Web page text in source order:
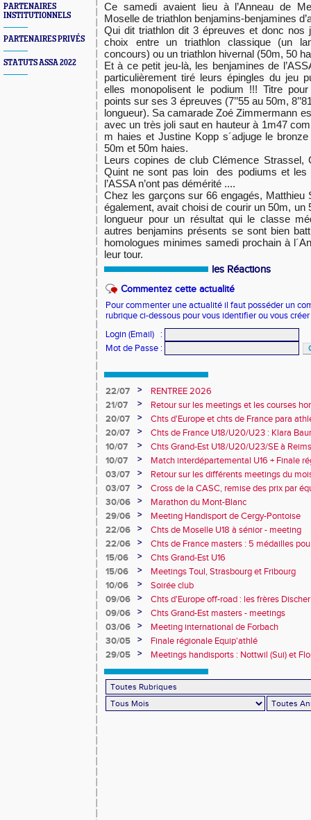
PARTENAIRES
INSTITUTIONNELS
PARTENAIRES PRIVÉS
STATUTS ASSA 2022
Ce samedi avaient lieu à l’Anneau de
Moselle de triathlon benjamins-benjamines
Qui dit triathlon dit 3 épreuves et donc nos
choix entre un triathlon classique (un
concours) ou un triathlon hivernal (50m, 50
Et à ce petit jeu-là, les benjamines de
particulièrement tiré leurs épingles du jeu
elles monopolisent le podium !!! Titre
points sur ses 3 épreuves (7’’55 au 50m,
longueur). Sa camarade Zoé Zimmermann
avec un très joli saut en hauteur à 1m47
m haies et Justine Kopp s´adjuge le
50m et 50m haies.
Leurs copines de club Clémence Strassel,
Quint ne sont pas loin des podiums et les
l’ASSA n’ont pas démérité ....
Chez les garçons sur 66 engagés, Matthieu
également, avait choisi de courir un 50m, un
longueur pour un résultat qui le classe
autres benjamins présents se sont bien
homologues minimes samedi prochain à
leur tour.
les Réactions
Commentez cette actualité
Pour commenter une actualité il faut posséder un
rubrique ci-dessous pour vous identifier ou vous
Login (Email)
:
Mot de Passe :
22/07 >
RENTREE 2026
21/07
>
Retour sur les meetings et les courses
20/07
>
Chts d'Europe et chts de France para
champion d'Europe et multiples
20/07 >
Chts de France U18/U20/U23 : Klara
10e
10/07 >
Chts Grand-Est U18/U20/U23/SE à
10/07
>
Match interdépartemental U16 + Finale
Obernai
03/07 >
Retour sur les différents meetings du
03/07
>
Cross de la CASC, remise des prix par
collèges
30/06 >
Marathon du Mont-Blanc
29/06
>
Meeting Handisport de Cergy-Pontoise
22/06
>
Chts de Moselle U18 à sénior - meeting
22/06
>
Chts de France masters : 5 médailles
15/06
>
Chts Grand-Est U16
15/06
>
Meetings Toul, Strasbourg et Fribourg
10/06
>
Soirée club
09/06
>
Chts d'Europe off-road : les frères
09/06
>
Chts Grand-Est masters - meetings
03/06
>
Meeting international de Forbach
30/05
>
Finale régionale Equip'athlé
29/05
> Meetings handisports : Nottwil (Sui) et